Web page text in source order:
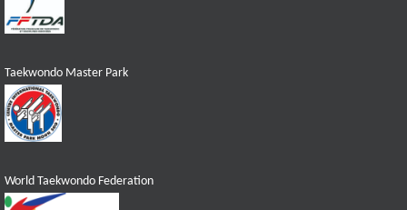
Taekwondo Master Park
World Taekwondo Federation